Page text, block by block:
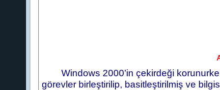
Windows 2000’in çekirdeği
görevler birleştirilip, basitleştirilmiş ve